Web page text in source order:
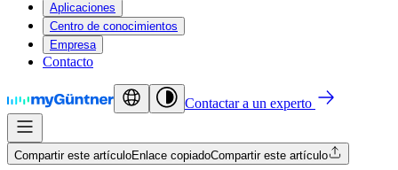
Aplicaciones
Centro de conocimientos
Empresa
Contacto
Contactar a un experto
Compartir este artículoEnlace copiadoCompartir este artículo